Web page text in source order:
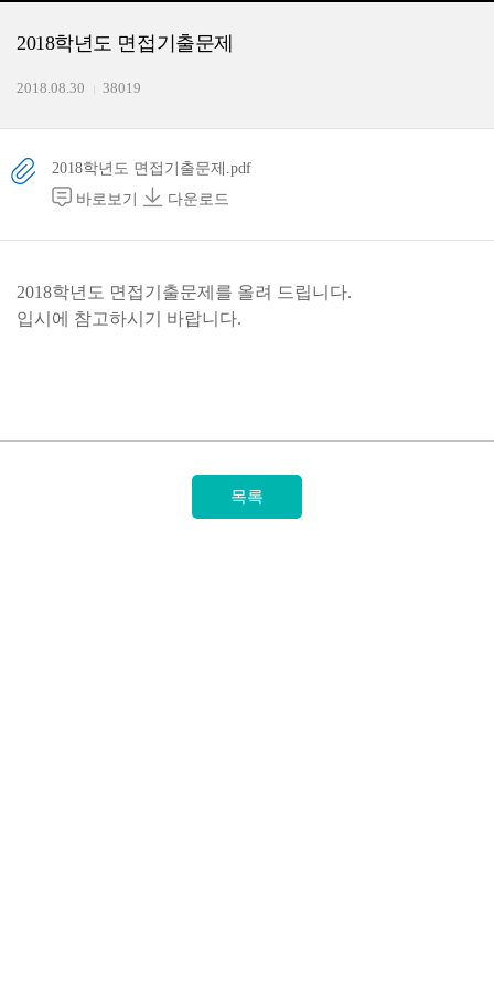
2018학년도 면접기출문제
2018.08.30 38019
2018학년도 면접기출문제.pdf
바로보기
다운로드
2018학년도 면접기출문제를 올려 드립니다.
입시에 참고하시기 바랍니다.